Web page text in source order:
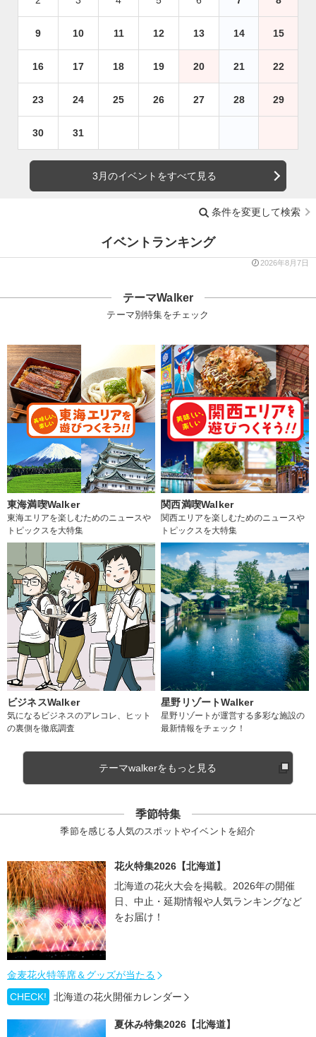
9 10 11 12 13 14 15
16 17 18 19 20 21 22
23 24 25 26 27 28 29
30 31
3月のイベントをすべて見る
条件を変更して検索
イベントランキング
2026年8月7日
テーマWalker
テーマ別特集をチェック
東海満喫Walker
東海エリアを楽しむためのニュースや
トピックスを大特集
関西満喫Walker
関西エリアを楽しむためのニュースや
トピックスを大特集
ビジネスWalker
気になるビジネスのアレコレ、ヒット
の裏側を徹底調査
星野リゾートWalker
星野リゾートが運営する多彩な施設の
最新情報をチェック！
テーマwalkerをもっと見る
季節特集
季節を感じる人気のスポットやイベントを紹介
花火特集2026【北海道】
北海道の花火大会を掲載。2026年の開催
日、中止・延期情報や人気ランキングなど
をお届け！
金麦花火特等席＆グッズが当たる
CHECK!
北海道の花火開催カレンダー
夏休み特集2026【北海道】